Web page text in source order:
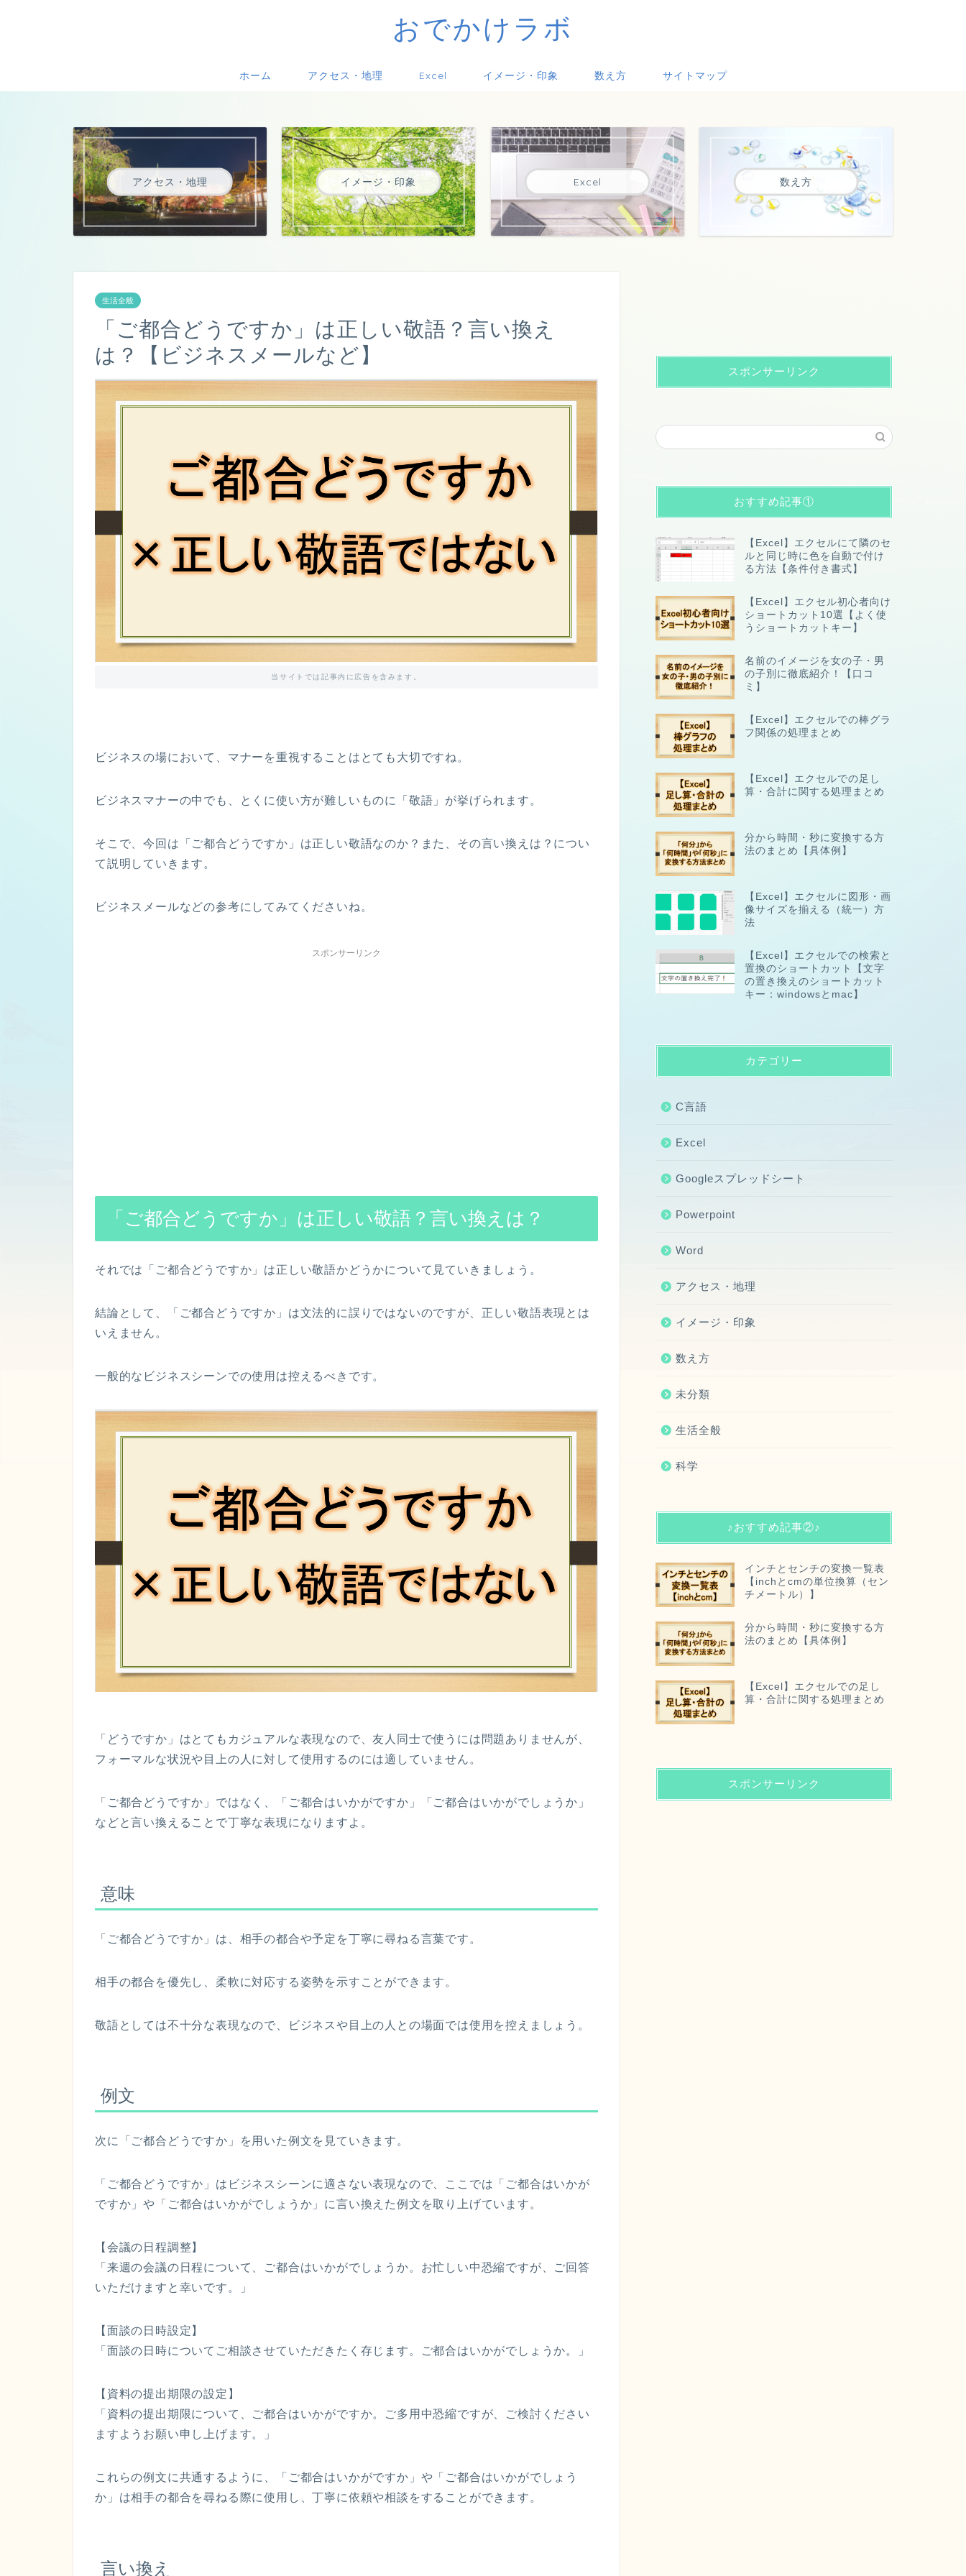
おでかけラボ
ホーム アクセス・地理 Excel イメージ・印象 数え方 サイトマップ
アクセス・地理 イメージ・印象 Excel 数え方
生活全般
「ご都合どうですか」は正しい敬語？言い換え
は？【ビジネスメールなど】
当サイトでは記事内に広告を含みます。
ビジネスの場において、マナーを重視することはとても大切ですね。
ビジネスマナーの中でも、とくに使い方が難しいものに「敬語」が挙げられます。
そこで、今回は「ご都合どうですか」は正しい敬語なのか？また、その言い換えは？につい
て説明していきます。
ビジネスメールなどの参考にしてみてくださいね。
スポンサーリンク
「ご都合どうですか」は正しい敬語？言い換えは？
それでは「ご都合どうですか」は正しい敬語かどうかについて見ていきましょう。
結論として、「ご都合どうですか」は文法的に誤りではないのですが、正しい敬語表現とは
いえません。
一般的なビジネスシーンでの使用は控えるべきです。
「どうですか」はとてもカジュアルな表現なので、友人同士で使うには問題ありませんが、
フォーマルな状況や目上の人に対して使用するのには適していません。
「ご都合どうですか」ではなく、「ご都合はいかがですか」「ご都合はいかがでしょうか」
などと言い換えることで丁寧な表現になりますよ。
意味
「ご都合どうですか」は、相手の都合や予定を丁寧に尋ねる言葉です。
相手の都合を優先し、柔軟に対応する姿勢を示すことができます。
敬語としては不十分な表現なので、ビジネスや目上の人との場面では使用を控えましょう。
例文
次に「ご都合どうですか」を用いた例文を見ていきます。
「ご都合どうですか」はビジネスシーンに適さない表現なので、ここでは「ご都合はいかが
ですか」や「ご都合はいかがでしょうか」に言い換えた例文を取り上げています。
【会議の日程調整】
「来週の会議の日程について、ご都合はいかがでしょうか。お忙しい中恐縮ですが、ご回答
いただけますと幸いです。」
【面談の日時設定】
「面談の日時についてご相談させていただきたく存じます。ご都合はいかがでしょうか。」
【資料の提出期限の設定】
「資料の提出期限について、ご都合はいかがですか。ご多用中恐縮ですが、ご検討ください
ますようお願い申し上げます。」
これらの例文に共通するように、「ご都合はいかがですか」や「ご都合はいかがでしょう
か」は相手の都合を尋ねる際に使用し、丁寧に依頼や相談をすることができます。
言い換え
スポンサーリンク
おすすめ記事①
【Excel】エクセルにて隣のセ
ルと同じ時に色を自動で付け
る方法【条件付き書式】
【Excel】エクセル初心者向け
ショートカット10選【よく使
うショートカットキー】
名前のイメージを女の子・男
の子別に徹底紹介！【口コ
ミ】
【Excel】エクセルでの棒グラ
フ関係の処理まとめ
【Excel】エクセルでの足し
算・合計に関する処理まとめ
分から時間・秒に変換する方
法のまとめ【具体例】
【Excel】エクセルに図形・画
像サイズを揃える（統一）方
法
【Excel】エクセルでの検索と
置換のショートカット【文字
の置き換えのショートカット
キー：windowsとmac】
カテゴリー
C言語
Excel
Googleスプレッドシート
Powerpoint
Word
アクセス・地理
イメージ・印象
数え方
未分類
生活全般
科学
♪おすすめ記事②♪
インチとセンチの変換一覧表
【inchとcmの単位換算（セン
チメートル）】
分から時間・秒に変換する方
法のまとめ【具体例】
【Excel】エクセルでの足し
算・合計に関する処理まとめ
スポンサーリンク